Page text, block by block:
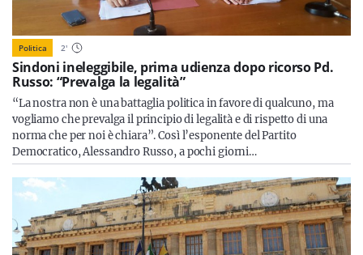
Politica 2'
Sindoni ineleggibile, prima udienza dopo ricorso Pd.
Russo: “Prevalga la legalità”
“La nostra non è una battaglia politica in favore di qualcuno, ma
vogliamo che prevalga il principio di legalità e di rispetto di una
norma che per noi è chiara”. Così l’esponente del Partito
Democratico, Alessandro Russo, a pochi giorni…